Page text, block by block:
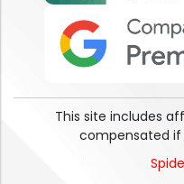
This site includes
compensated if